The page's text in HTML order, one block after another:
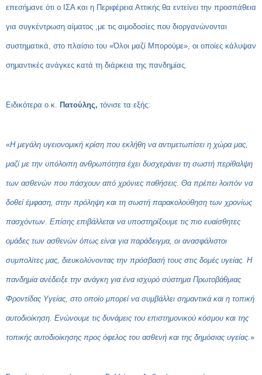
επεσήμανε ότι ο ΙΣΑ και η Περιφέρεια Αττικής θα εντείνει την προσπάθεια
για συγκέντρωση αίματος ,με τις αιμοδοσίες που διοργανώνονται
συστηματικά, στο πλαίσιο του «Όλοι μαζί Μπορούμε», οι οποίες κάλυψαν
σημαντικές ανάγκες κατά τη διάρκεια της πανδημίας.
Ειδικότερα ο κ. Πατούλης, τόνισε τα εξής:
«Η μεγάλη υγειονομική κρίση που εκλήθη να αντιμετωπίσει η χώρα μας,
μαζί με την υπόλοιπη ανθρωπότητα έχει δυσχεράνει τη σωστή περίθαλψη
των ασθενών που πάσχουν από χρόνιες παθήσεις. Θα πρέπει λοιπόν να
δοθεί έμφαση, στην πρόληψη και τη σωστή παρακολούθηση των χρονίως
πασχόντων. Επίσης επιβάλλεται να υποστηρίξουμε τις πιο ευαίσθητες
ομάδες των ασθενών όπως είναι για παράδειγμα, οι ανασφάλιστοι
συμπολίτες μας, διευκολύνοντας την πρόσβασή τους στις δομές υγείας. Η
πανδημία ανέδειξε την ανάγκη για ένα ισχυρό σύστημα Πρωτοβάθμιας
Φροντίδας Υγείας, στο οποίο μπορεί να συμβάλλει σημαντικά και η τοπική
αυτοδιοίκηση. Ενώνουμε τις δυνάμεις του επιστημονικού κόσμου και της
τοπικής αυτοδιοίκησης προς όφελος του ασθενή και της δημόσιας υγείας.»